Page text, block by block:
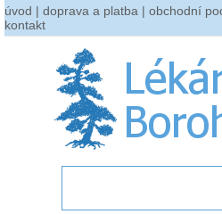
úvod | doprava a platba | obchodní
kontakt